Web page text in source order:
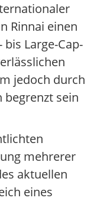
Rinnai einen
Large-Cap-
jedoch durch
sein
mehrerer
aktuellen
eines